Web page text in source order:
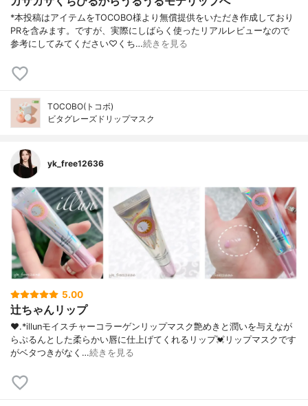
*本投稿はアイテムをTOCOBO様より無償提供をいただき作成しており
PRを含みます。ですが、実際にしばらく使ったリアルレビューなので
参考にしてみてください♡くち…続きを見る
TOCOBO(トコボ)
ビタグレーズドリップマスク
yk_free12636
5.00
辻ちゃんリップ
❤︎.*⁡illunモイスチャーコラーゲンリップマスク⁡艶めきと潤いを与えなが
らぷるんとした柔らかい唇に仕上げてくれるリップ💓⁡リップマスクです
がベタつきがなく…続きを見る